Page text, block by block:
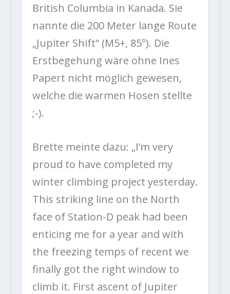
British Columbia in Kanada. Sie
nannte die 200 Meter lange Route
„Jupiter Shift“ (M5+, 85°). Die
Erstbegehung wäre ohne Ines
Papert nicht möglich gewesen,
welche die warmen Hosen stellte
;-).
Brette meinte dazu: „I’m very
proud to have completed my
winter climbing project yesterday.
This striking line on the North
face of Station-D peak had been
enticing me for a year and with
the freezing temps of recent we
finally got the right window to
climb it. First ascent of Jupiter